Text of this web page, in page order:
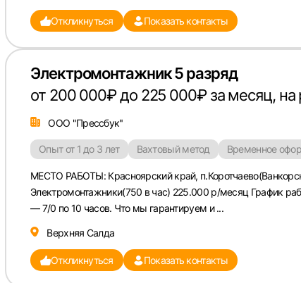
Москва
Казань
Челябинск Пермь Самара
Ульяновск
Курган Уфа
Войти
Войти с VK ID
Вход по коду
Откликнуться Показать контакты
Электромонтажник 5 разряд
от 200 000₽ до 225 000₽ за месяц, на
ООО "Прессбук"
Опыт от 1 до 3 лет Вахтовый метод Временное
МЕСТО РАБОТЫ: Красноярский край,
Электромонтажники(750 в час) 225.000 р/месяц График
— 7/0 по 10 часов. Что мы гарантируем и ...
Верхняя Салда
Откликнуться Показать контакты